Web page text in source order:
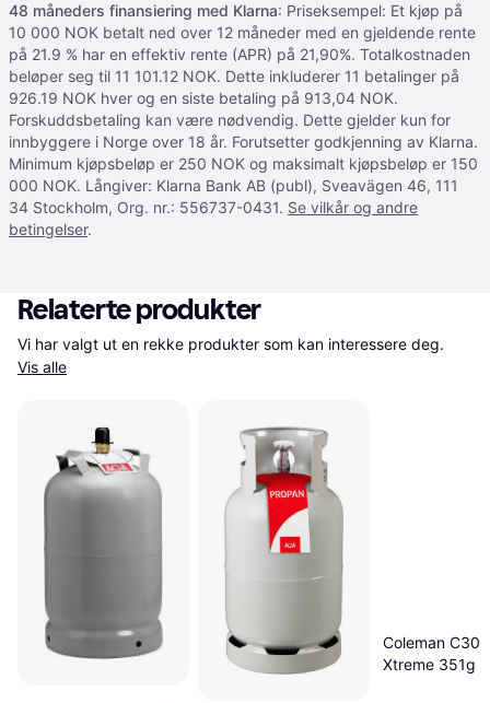
48 måneders finansiering med Klarna: Priseksempel: Et kjøp på
10 000 NOK betalt ned over 12 måneder med en gjeldende rente
på 21.9 % har en effektiv rente (APR) på 21,90%. Totalkostnaden
beløper seg til 11 101.12 NOK. Dette inkluderer 11 betalinger på
926.19 NOK hver og en siste betaling på 913,04 NOK.
Forskuddsbetaling kan være nødvendig. Dette gjelder kun for
innbyggere i Norge over 18 år. Forutsetter godkjenning av Klarna.
Minimum kjøpsbeløp er 250 NOK og maksimalt kjøpsbeløp er 150
000 NOK. Långiver: Klarna Bank AB (publ), Sveavägen 46, 111
34 Stockholm, Org. nr.: 556737-0431. Se vilkår og andre
betingelser.
Relaterte produkter
Vis alle
Coleman C300
Xtreme 351g